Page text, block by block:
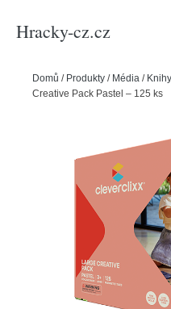
Hracky-cz.cz
Domů / Produkty / Média / Knihy
Creative Pack Pastel – 125 ks